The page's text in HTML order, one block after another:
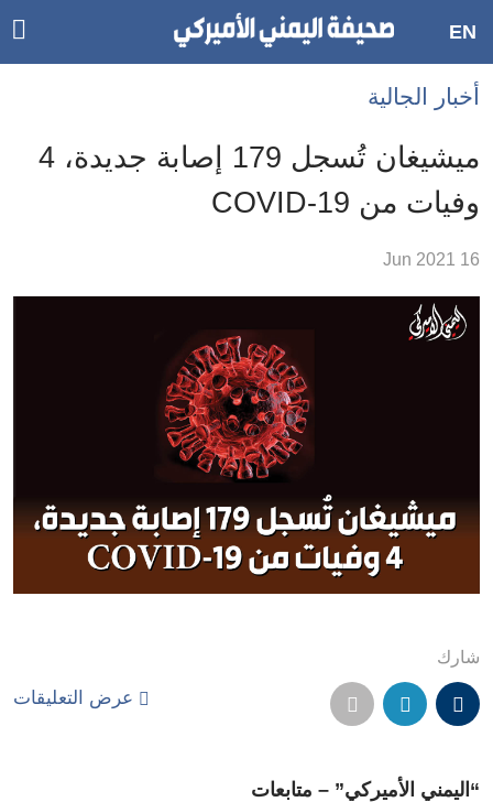
Accessibility
links
الرئيسي
الأقسام
Skip
EN
أخبار الجالية
ميشيغان تُسجل 179 إصابة جديدة، 4
وفيات من COVID-19
16 Jun 2021
شارك
عرض التعليقات
“اليمني الأميركي” – متابعات